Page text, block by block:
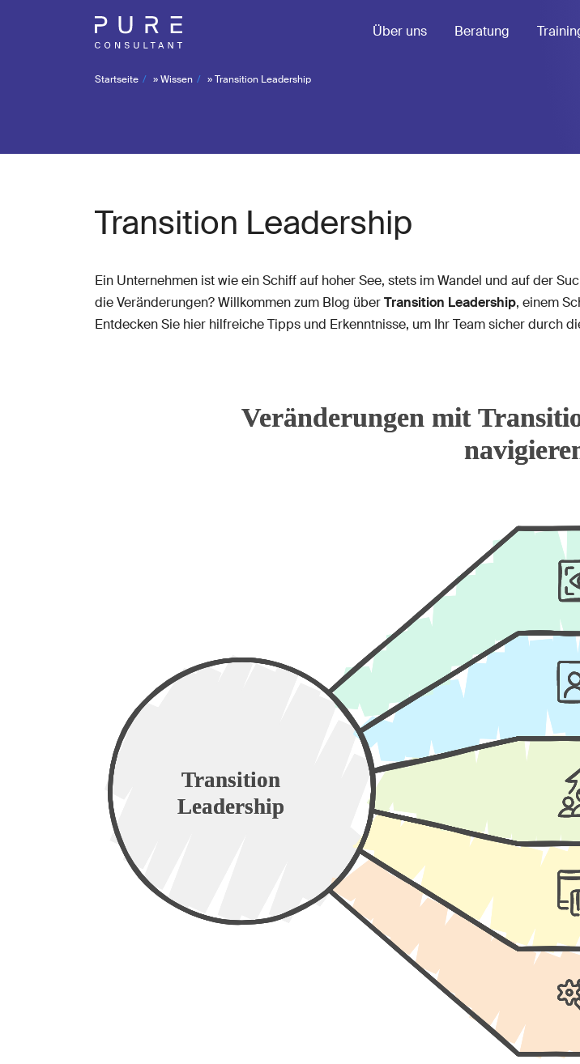
Über uns Beratung
Startseite »Wissen »Transition Leadership
Transition Leadership
Ein Unternehmen ist wie ein Schiff auf hoher See, stets im Wandel und auf der
die Veränderungen? Willkommen zum Blog überTransition Leadership, einem
Entdecken Sie hier hilfreiche Tipps und Erkenntnisse, um Ihr Team sicher durch